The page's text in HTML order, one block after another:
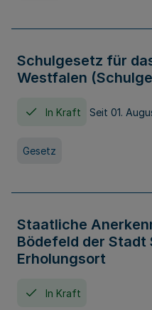
Schulgesetz für
Westfalen
In Kraft Seit 01.
Gesetz
Staatliche
Bödefeld der Stadt
Erholungsort
In Kraft